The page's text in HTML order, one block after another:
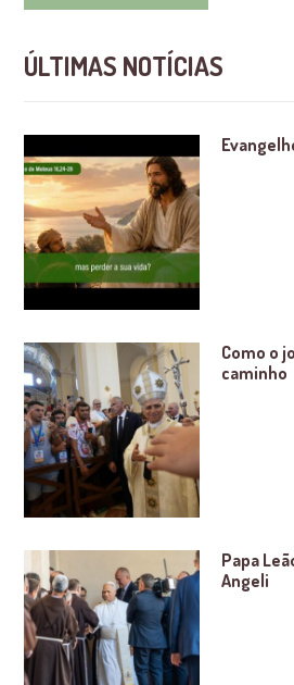
ÚLTIMAS NOTÍCIAS
Como o
caminho
Papa
Angeli